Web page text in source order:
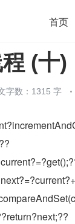
首页
架构
团队管理
(十)
字数：1315 字